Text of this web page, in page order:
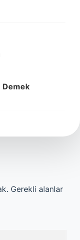
Demek
Gerekli alanlar